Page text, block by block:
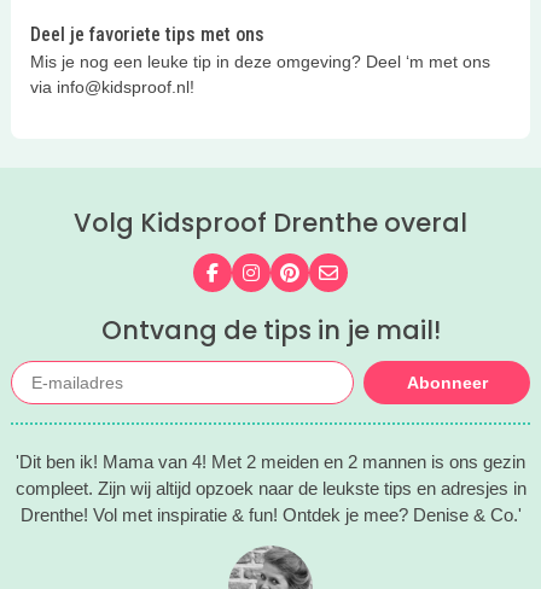
Deel je favoriete tips met ons
Mis je nog een leuke tip in deze omgeving? Deel ‘m met ons
via info@kidsproof.nl!
Volg Kidsproof Drenthe overal
Volg ons op Facebook
Volg ons op Instagram
Volg ons op Pinterest
Mail ons
Ontvang de tips in je mail!
Abonneer
'Dit ben ik! Mama van 4! Met 2 meiden en 2 mannen is ons gezin
compleet. Zijn wij altijd opzoek naar de leukste tips en adresjes in
Drenthe! Vol met inspiratie & fun! Ontdek je mee? Denise & Co.'